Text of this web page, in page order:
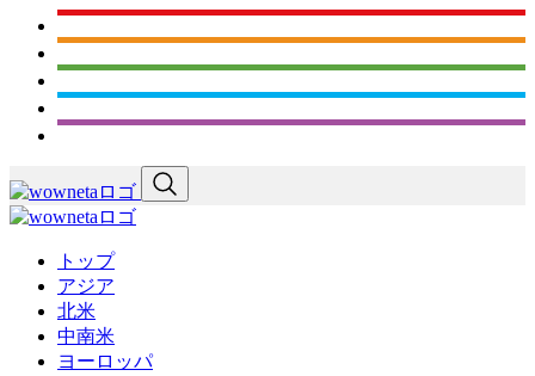
トップ
アジア
北米
中南米
ヨーロッパ